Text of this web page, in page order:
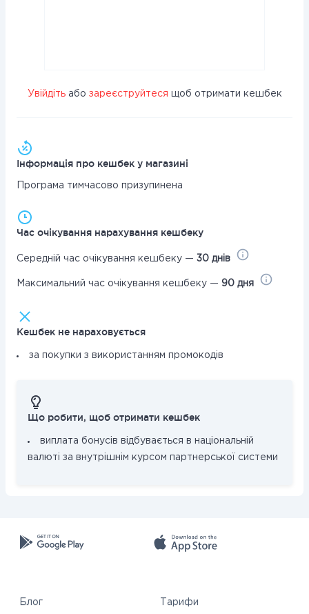
Увійдітьабо зареєструйтеся щоб отримати кешбек
Інформація про кешбек у магазині
Програма тимчасово призупинена
Час очікування нарахування кешбеку
Середній час очікування кешбеку — 30 днів
Максимальний час очікування кешбеку — 90 дня
Кешбек не нараховується
за покупки з використанням промокодів
Що робити, щоб отримати кешбек
виплата бонусів відбувається в національній
валюті за внутрішнім курсом партнерської системи
Блог Тарифи